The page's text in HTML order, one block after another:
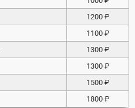
1200 ₽
1100 ₽
1300 ₽
1300 ₽
1500 ₽
1800 ₽